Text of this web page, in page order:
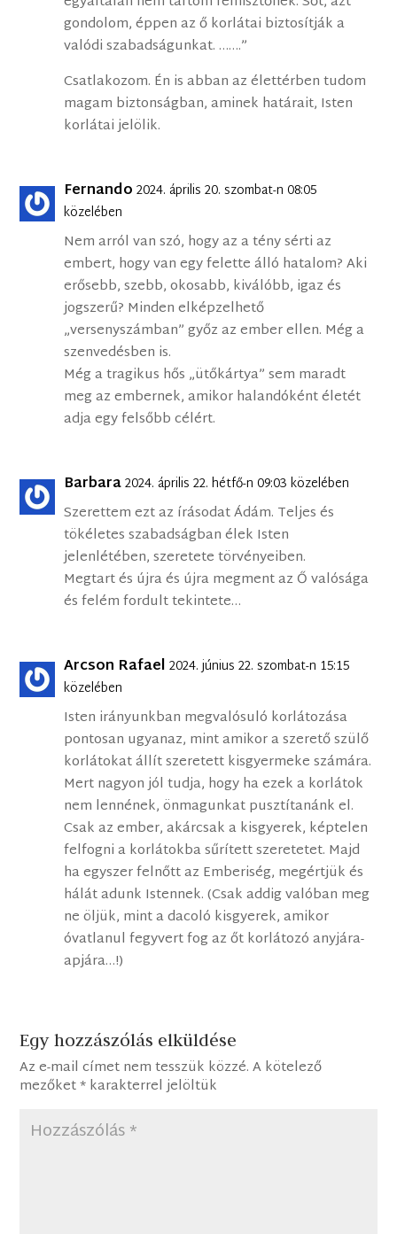
gondolom, éppen az ő korlátai biztosítják a
valódi szabadságunkat. …….”
Csatlakozom. Én is abban az élettérben tudom
magam biztonságban, aminek határait, Isten
korlátai jelölik.
Fernando 2024. április 20. szombat-n 08:05
közelében
Nem arról van szó, hogy az a tény sérti az
embert, hogy van egy felette álló hatalom? Aki
erősebb, szebb, okosabb, kiválóbb, igaz és
jogszerű? Minden elképzelhető
„versenyszámban” győz az ember ellen. Még a
szenvedésben is.
Még a tragikus hős „ütőkártya” sem maradt
meg az embernek, amikor halandóként életét
adja egy felsőbb célért.
Barbara2024. április 22. hétfő-n 09:03 közelében
Szerettem ezt az írásodat Ádám. Teljes és
tökéletes szabadságban élek Isten
jelenlétében, szeretete törvényeiben.
Megtart és újra és újra megment az Ő valósága
és felém fordult tekintete…
Arcson Rafael 2024. június 22. szombat-n 15:15
közelében
Isten irányunkban megvalósuló korlátozása
pontosan ugyanaz, mint amikor a szerető szülő
korlátokat állít szeretett kisgyermeke számára.
Mert nagyon jól tudja, hogy ha ezek a korlátok
nem lennének, önmagunkat pusztítanánk el.
Csak az ember, akárcsak a kisgyerek, képtelen
felfogni a korlátokba sűrített szeretetet. Majd
ha egyszer felnőtt az Emberiség, megértjük és
hálát adunk Istennek. (Csak addig valóban meg
ne öljük, mint a dacoló kisgyerek, amikor
óvatlanul fegyvert fog az őt korlátozó anyjára-
apjára…!)
Egy hozzászólás elküldése
Az e-mail címet nem tesszük közzé. A kötelező
mezőket*karakterrel jelöltük